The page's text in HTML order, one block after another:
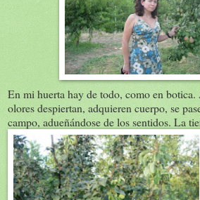
En mi huerta hay de todo, como en botica.
olores despiertan, adquieren cuerpo, se
campo, adueñándose de los sentidos. La